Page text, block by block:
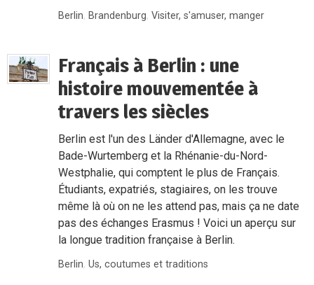
Berlin, Brandenburg,Visiter, s'amuser, manger
Français à Berlin : une
histoire mouvementée à
travers les siècles
Berlin est l'un des Länder d'Allemagne, avec le
Bade-Wurtemberg et la Rhénanie-du-Nord-
Westphalie, qui comptent le plus de Français.
Étudiants, expatriés, stagiaires, on les trouve
même là où on ne les attend pas, mais ça ne date
pas des échanges Erasmus ! Voici un aperçu sur
la longue tradition française à Berlin.
Berlin,Us, coutumes et traditions